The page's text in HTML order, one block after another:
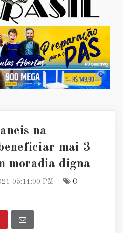
na
mai 3
moradia digna
05:14:00 PM
O